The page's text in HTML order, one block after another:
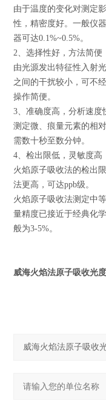
由于温度的变化对测定
性，精密度好。一般仪
器可达0.1%~0.5%。
2、选择性好，方法简便
由光源发出特征性入射
之间的干扰较小，可不
操作简便。
3、准确度高，分析速度
测定微、痕量元素的相
需数十秒至数分钟。
4、检出限低，灵敏度高
火焰原子吸收法的检出
法更高，可达ppb级。
火焰原子吸收法测定中
量精度已接近于经典化
般为3-5%。
威海火焰法原子吸收光